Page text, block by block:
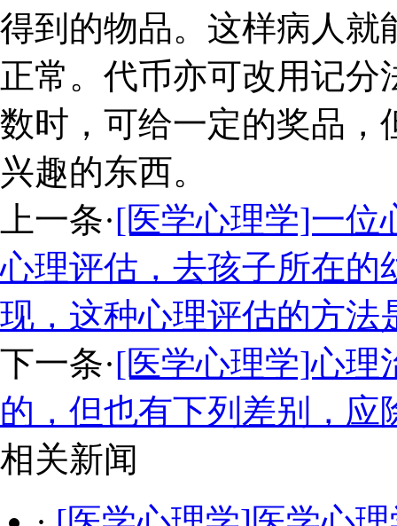
得到的物品。这样病人就
正常。代币亦可改用记
数时，可给一定的奖品，
兴趣的东西。
上一条·[医学心理学]一位
心理评估，去孩子所在的
现，这种心理评估的方法
下一条·[医学心理学]心理
的，但也有下列差别，应
相关新闻